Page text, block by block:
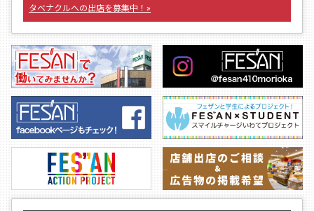
タベナクルへの出店を募集中！»